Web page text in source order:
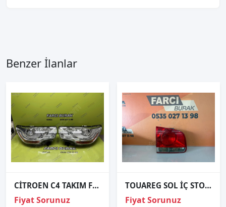
Benzer İlanlar
CİTROEN C4 TAKIM FAR SIFIR İTHAL 2011-
Fiyat Sorunuz
TOUAREG SOL İÇ STOP ORJİNAL 2003-2006 3
Fiyat Sorunuz